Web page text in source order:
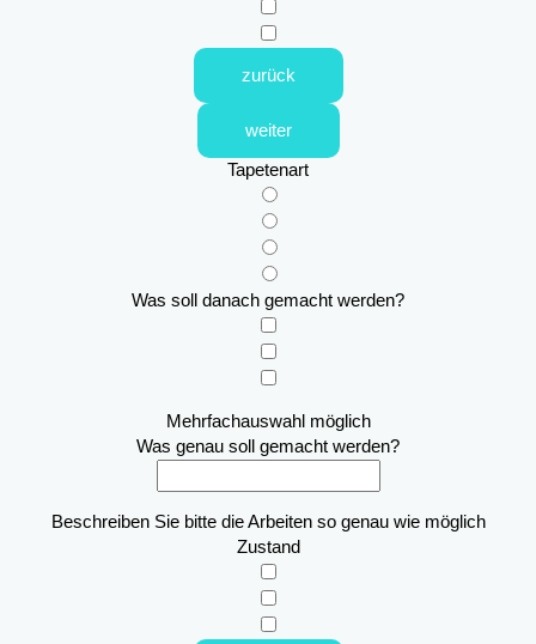
zurück
weiter
Tapetenart
Was soll danach gemacht werden?
Mehrfachauswahl möglich
Was genau soll gemacht werden?
Beschreiben Sie bitte die Arbeiten so genau wie möglich
Zustand